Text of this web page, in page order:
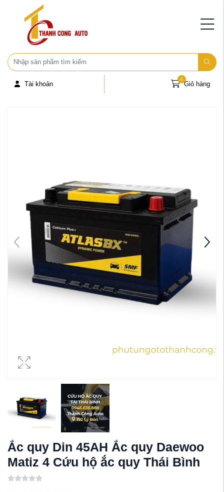
Tài khoản Giỏ hàng
0
Ắc quy Din 45AH Ắc quy Daewoo
Matiz 4 Cứu hộ ắc quy Thái Bình